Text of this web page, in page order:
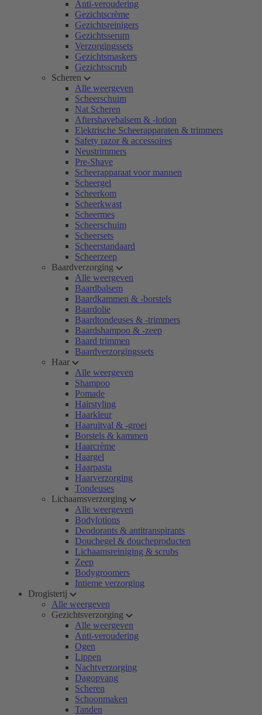
Anti-veroudering
Gezichtscrème
Gezichtsreinigers
Gezichtsserum
Verzorgingssets
Gezichtsmaskers
Gezichtsscrub
Scheren
Alle weergeven
Scheerschuim
Nat Scheren
Aftershavebalsem & -lotion
Elektrische Scheerapparaten & trimmers
Safety razor & accessoires
Neustrimmers
Pre-Shave
Scheerapparaat voor mannen
Scheergel
Scheerkom
Scheerkwast
Scheermes
Scheerschuim
Scheersets
Scheerstandaard
Scheerzeep
Baardverzorging
Alle weergeven
Baardbalsem
Baardkammen & -borstels
Baardolie
Baardtondeuses & -trimmers
Baardshampoo & -zeep
Baard trimmen
Baardverzorgingssets
Haar
Alle weergeven
Shampoo
Pomade
Hairstyling
Haarkleur
Haaruitval & -groei
Borstels & kammen
Haarcrème
Haargel
Haarpasta
Haarverzorging
Tondeuses
Lichaamsverzorging
Alle weergeven
Bodylotions
Deodorants & antitranspirants
Douchegel & doucheproducten
Lichaamsreiniging & scrubs
Zeep
Bodygroomers
Intieme verzorging
Drogisterij
Alle weergeven
Gezichtsverzorging
Alle weergeven
Anti-veroudering
Ogen
Lippen
Nachtverzorging
Dagopvang
Scheren
Schoonmaken
Tanden